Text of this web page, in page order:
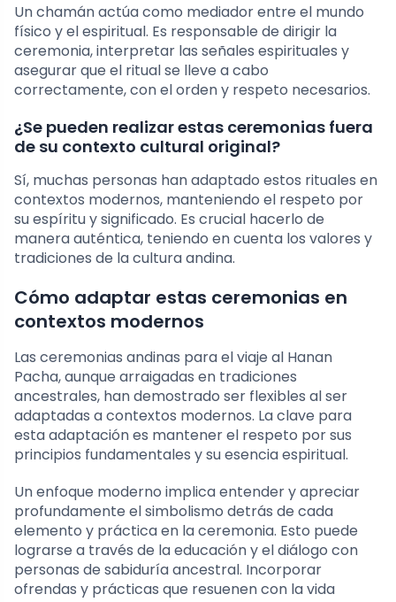
Un chamán actúa como mediador entre el mundo
físico y el espiritual. Es responsable de dirigir la
ceremonia, interpretar las señales espirituales y
asegurar que el ritual se lleve a cabo
correctamente, con el orden y respeto necesarios.
¿Se pueden realizar estas ceremonias fuera
de su contexto cultural original?
Sí, muchas personas han adaptado estos rituales en
contextos modernos, manteniendo el respeto por
su espíritu y significado. Es crucial hacerlo de
manera auténtica, teniendo en cuenta los valores y
tradiciones de la cultura andina.
Cómo adaptar estas ceremonias en
contextos modernos
Las ceremonias andinas para el viaje al Hanan
Pacha, aunque arraigadas en tradiciones
ancestrales, han demostrado ser flexibles al ser
adaptadas a contextos modernos. La clave para
esta adaptación es mantener el respeto por sus
principios fundamentales y su esencia espiritual.
Un enfoque moderno implica entender y apreciar
profundamente el simbolismo detrás de cada
elemento y práctica en la ceremonia. Esto puede
lograrse a través de la educación y el diálogo con
personas de sabiduría ancestral. Incorporar
ofrendas y prácticas que resuenen con la vida